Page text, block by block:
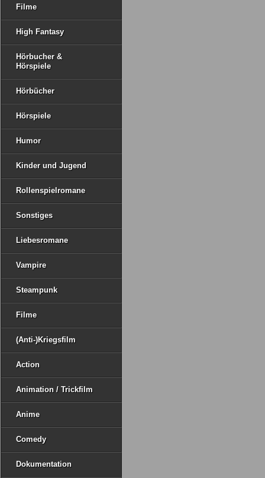
Filme
High Fantasy
Hörbucher &
Hörspiele
Hörbücher
Hörspiele
Humor
Kinder und Jugend
Rollenspielromane
Sonstiges
Liebesromane
Vampire
Steampunk
Filme
(Anti-)Kriegsfilm
Action
Animation / Trickfilm
Anime
Comedy
Dokumentation